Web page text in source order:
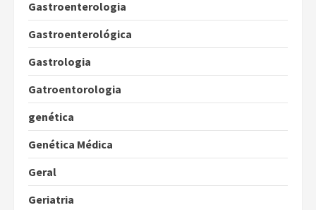
Gastroenterologia
Gastroenterológica
Gastrologia
Gatroentorologia
genética
Genética Médica
Geral
Geriatria